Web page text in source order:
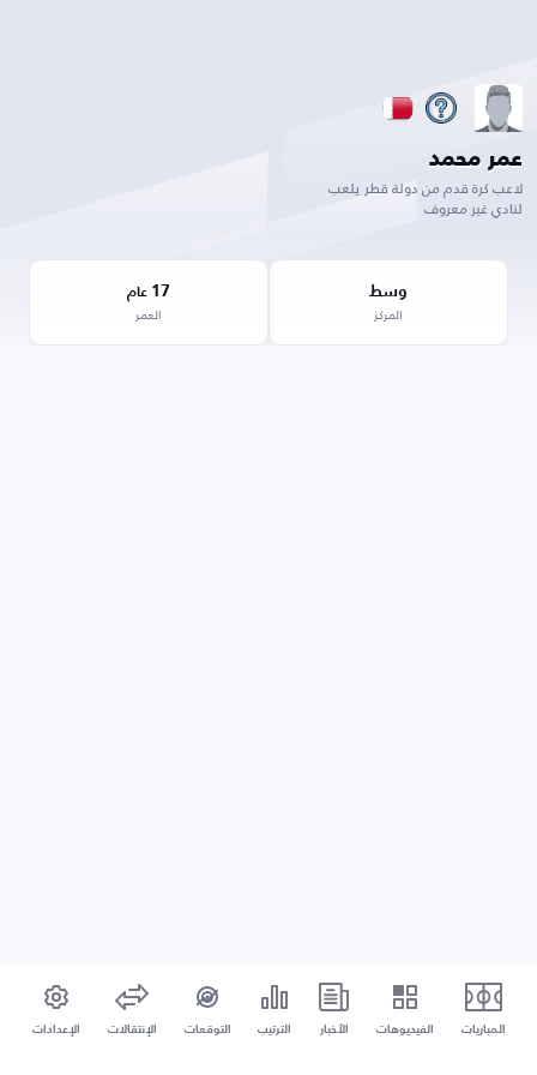
عمر محمد
لاعب كرة قدم من دولة قطر يلعب
لنادي غير معروف
وسط
المركز
17 عام
العمر
المباريات الفيديوهات الأخبار الترتيب التوقعات الإنتقالات الإعدادات